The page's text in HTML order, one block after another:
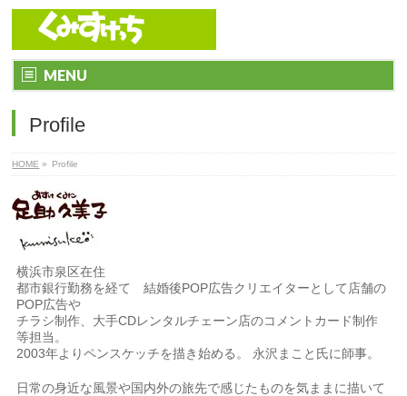
MENU
Profile
HOME » Profile
横浜市泉区在住
都市銀行勤務を経て 結婚後POP広告クリエイターとして店舗の
POP広告や
チラシ制作、大手CDレンタルチェーン店のコメントカード制作
等担当。
2003年よりペンスケッチを描き始める。 永沢まこと氏に師事。
日常の身近な風景や国内外の旅先で感じたものを気ままに描いて